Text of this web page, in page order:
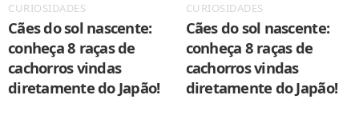
CURIOSIDADES
Cães do sol nascente:
conheça 8 raças de
cachorros vindas
diretamente do Japão!
CURIOSIDADES
Cães do sol nascente:
conheça 8 raças de
cachorros vindas
diretamente do Japão!